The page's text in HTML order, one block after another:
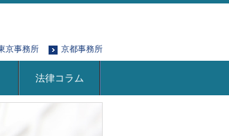
京事務所 京都事務所
法律コラム